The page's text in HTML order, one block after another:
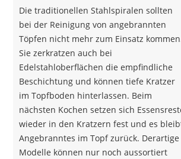
Die traditionellen Stahlspiralen sollten
bei der Reinigung von angebrannten
Töpfen nicht mehr zum Einsatz
Sie zerkratzen auch bei
Edelstahloberflächen die empfindliche
Beschichtung und können tiefe Kratzer
im Topfboden hinterlassen. Beim
nächsten Kochen setzen sich
wieder in den Kratzern fest und es
Angebranntes im Topf zurück. Derartige
Modelle können nur noch aussortiert